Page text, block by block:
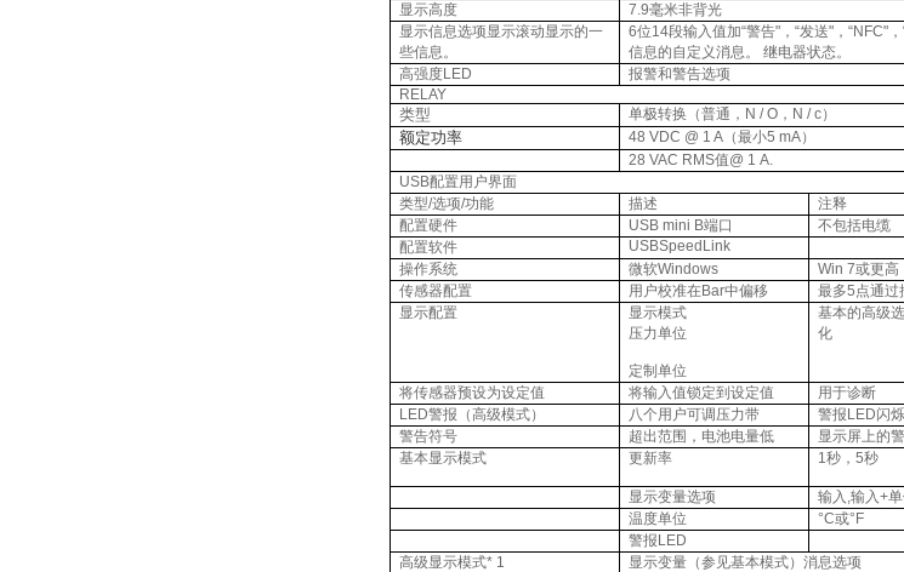
显示高度
7.9毫米非背光
显示信息选项显示滚动显示的一
些信息。
6位14段输入值加“警告"，“发送"，“NFC"，
信息的自定义消息。 继电器状态。
高强度LED
报警和警告选项
RELAY
类型 单极转换（普通， N / O ， N / c）
额定功率 48 VDC @ 1 A （最小5 mA）
28 VAC RMS值@ 1 A.
USB配置用户界面
类型/选项/功能 描述
注释
配置硬件
USB mini B端口
不包括电缆
配置软件
USBSpeedLink
操作系统
微软Windows Win 7或更高
传感器配置
用户校准在Bar中偏移 最多5点通过
显示配置
显示模式
压力单位
定制单位
基本的高级
化
将传感器预设为设定值 将输入值锁定到设定值
用于诊断
LED警报（高级模式） 八个用户可调压力带 警报 LED闪烁
警告符号
超出范围，电池电量低
显示屏上的
基本显示模式
更新率 1秒，5秒
显示变量选项 输入 ,输入+
温度单位
°C或° F
警报 LED
高级显示模式* 1
显示变量（参见基本模式）消息选项